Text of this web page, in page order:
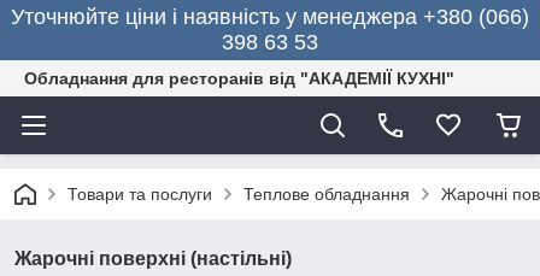
Уточнюйте ціни і наявність у менеджера +380 (066)
398 63 53
Обладнання для ресторанів від "АКАДЕМІЇ КУХНІ"
Товари та послуги Теплове обладнання Жарочні
Жарочні поверхні (настільні)